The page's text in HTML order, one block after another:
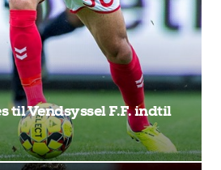
til Vendsyssel F.F. indtil